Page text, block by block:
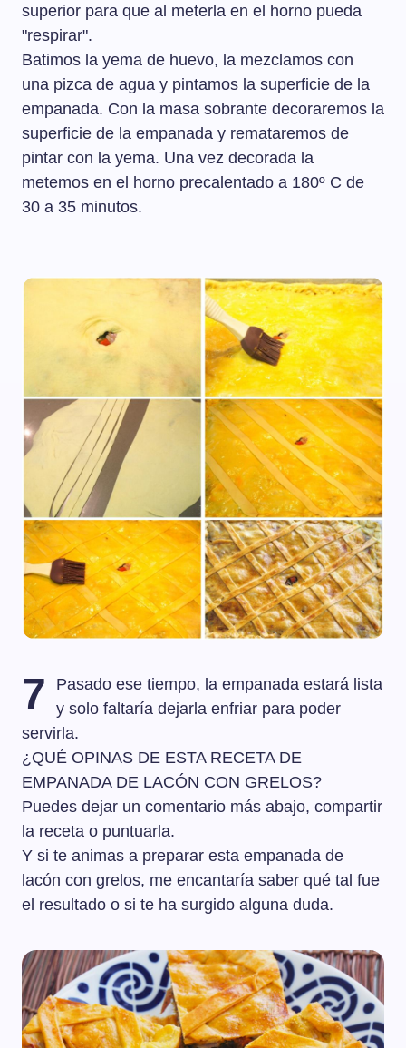
superior para que al meterla en el horno pueda
"respirar".
Batimos la yema de huevo, la mezclamos con
una pizca de agua y pintamos la superficie de la
empanada. Con la masa sobrante decoraremos la
superficie de la empanada y remataremos de
pintar con la yema. Una vez decorada la
metemos en el horno precalentado a 180º C de
30 a 35 minutos.
7
Pasado ese tiempo, la empanada estará lista
y solo faltaría dejarla enfriar para poder
servirla.
¿QUÉ OPINAS DE ESTA RECETA DE
EMPANADA DE LACÓN CON GRELOS?
Puedes dejar un comentario más abajo, compartir
la receta o puntuarla.
Y si te animas a preparar esta empanada de
lacón con grelos, me encantaría saber qué tal fue
el resultado o si te ha surgido alguna duda.